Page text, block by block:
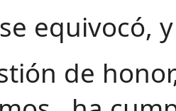
equivocó,
de